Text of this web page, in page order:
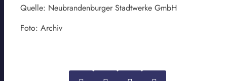
Quelle: Neubrandenburger Stadtwerke GmbH
Foto: Archiv